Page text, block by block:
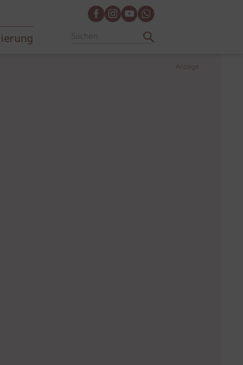
Anzeige